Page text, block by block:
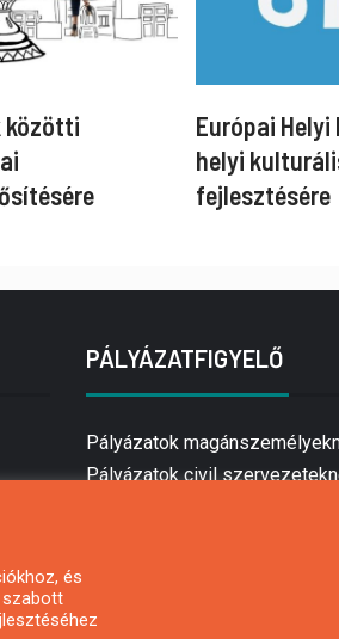
közötti
Európai
helyi
fejlesztésére
PÁLYÁZATFIGYELŐ
Pályázatok
Pályázatok civil
és
szabott